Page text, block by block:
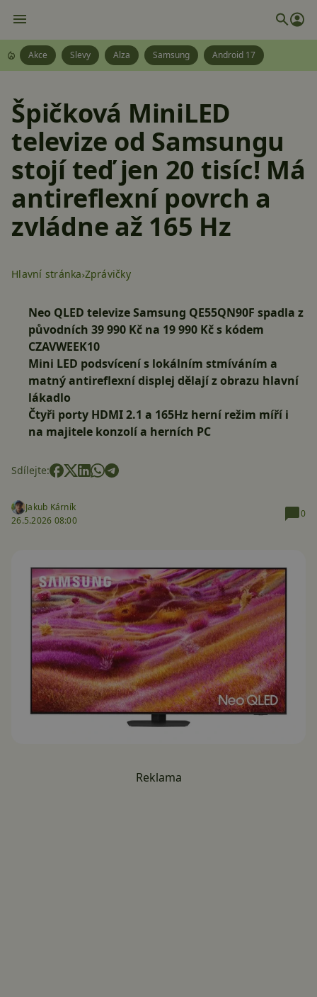
Akce Slevy Alza Samsung Android 17
Špičková MiniLED
televize od Samsungu
stojí teď jen 20 tisíc! Má
antireflexní povrch a
zvládne až 165 Hz
Hlavní stránka Zprávičky
Neo QLED televize Samsung QE55QN90F spadla z
původních 39 990 Kč na 19 990 Kčs kódem
CZAVWEEK10
Mini LED podsvícení s lokálním stmíváním a
matný antireflexní displej dělají z obrazu hlavní
lákadlo
Čtyři porty HDMI 2.1 a 165Hz herní režim míří i
na majitele konzolí a herních PC
Sdílejte:
Jakub Kárník
26.5.2026 08:00
0
Reklama